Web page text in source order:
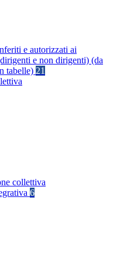
e autorizzati ai
e non dirigenti) (da
tabelle) 21
collettiva
6